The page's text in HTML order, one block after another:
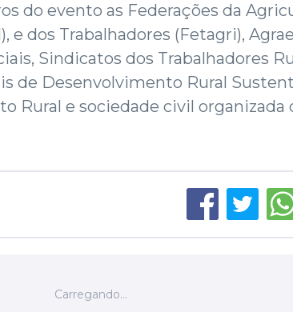
do evento as Federações da
e dos Trabalhadores (Fetagri),
Sindicatos dos Trabalhadores
de Desenvolvimento Rural
Rural e sociedade civil organizada